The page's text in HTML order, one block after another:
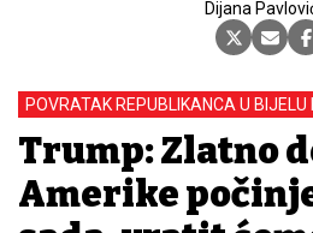
Dijana
POVRATAK REPUBLIKANCA U BIJELU
Trump: Zlatno
Amerike